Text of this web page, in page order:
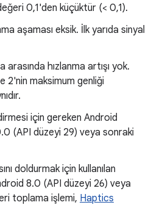
0,1'den küçüktür (< 0,1).
aşaması eksik. İlk yarıda sinyal
arasında hızlanma artışı yok.
2'nin maksimum genliği
için gereken Android
(API düzeyi 29) veya sonraki
doldurmak için kullanılan
8.0 (API düzeyi 26) veya
toplama işlemi, Haptics